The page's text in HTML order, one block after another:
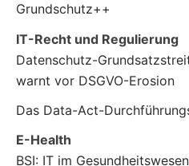
Grundschutz++
IT-Recht und Regulierung
Datenschutz-
warnt vor DSGVO-Erosion
Das Data-Act-
E-Health
BSI: IT im